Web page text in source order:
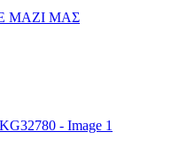
ΜΑΖΙ ΜΑΣ